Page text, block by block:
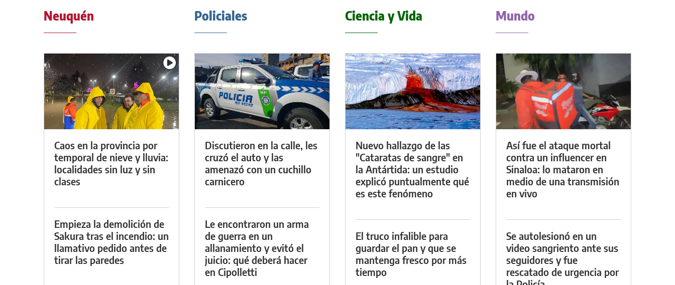
Neuquén
Caos en la provincia por
temporal de nieve y lluvia:
localidades sin luz y sin
clases
Empieza la demolición de
Sakura tras el incendio: un
llamativo pedido antes de
tirar las paredes
Policiales
Discutieron en la calle, les
cruzó el auto y las
amenazó con un cuchillo
carnicero
Le encontraron un arma
de guerra en un
allanamiento y evitó el
juicio: qué deberá hacer
en Cipolletti
Ciencia y Vida
Nuevo hallazgo de las
"Cataratas de sangre" en
la Antártida: un estudio
explicó puntualmente qué
es este fenómeno
El truco infalible para
guardar el pan y que se
mantenga fresco por más
tiempo
Mundo
Así fue el ataque mortal
contra un influencer en
Sinaloa: lo mataron en
medio de una transmisión
en vivo
Se autolesionó en un
video sangriento ante sus
seguidores y fue
rescatado de urgencia por